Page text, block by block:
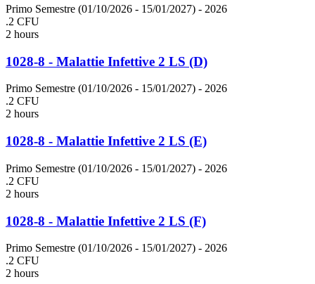
Primo Semestre (01/10/2026 - 15/01/2027) - 2026
.2 CFU
2 hours
1028-8 - Malattie Infettive 2 LS (D)
Primo Semestre (01/10/2026 - 15/01/2027) - 2026
.2 CFU
2 hours
1028-8 - Malattie Infettive 2 LS (E)
Primo Semestre (01/10/2026 - 15/01/2027) - 2026
.2 CFU
2 hours
1028-8 - Malattie Infettive 2 LS (F)
Primo Semestre (01/10/2026 - 15/01/2027) - 2026
.2 CFU
2 hours